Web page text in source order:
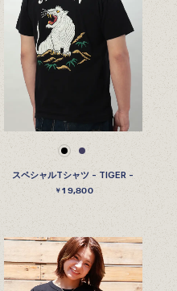
スペシャルTシャツ - TIGER -
￥19,800